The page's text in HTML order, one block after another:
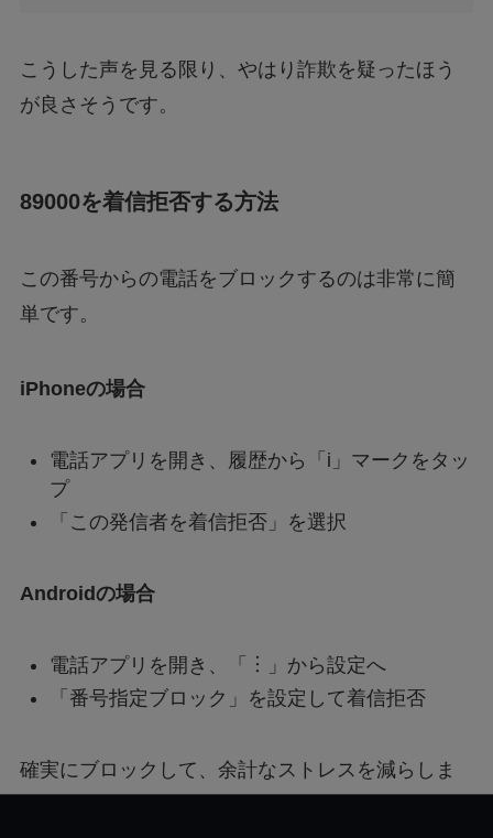
こうした声を見る限り、やはり詐欺を疑ったほう
が良さそうです。
89000を着信拒否する方法
この番号からの電話をブロックするのは非常に簡
単です。
iPhoneの場合
電話アプリを開き、履歴から「i」マークをタッ
プ
「この発信者を着信拒否」を選択
Androidの場合
電話アプリを開き、「︙」から設定へ
「番号指定ブロック」を設定して着信拒否
確実にブロックして、余計なストレスを減らしま